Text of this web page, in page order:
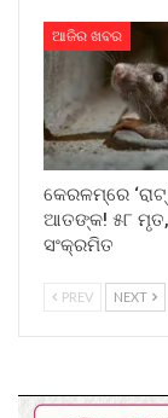
ଆଜିର ଖବର
କେରଳମ୍‌ରେ
ଆତଙ୍କ! ୫୮
ସଂକ୍ରମିତ
PREV NEXT